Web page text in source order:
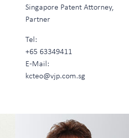
Singapore Patent Attorney,
Partner
Tel:
+65 63349411
E-Mail:
kcteo@vjp.com.sg